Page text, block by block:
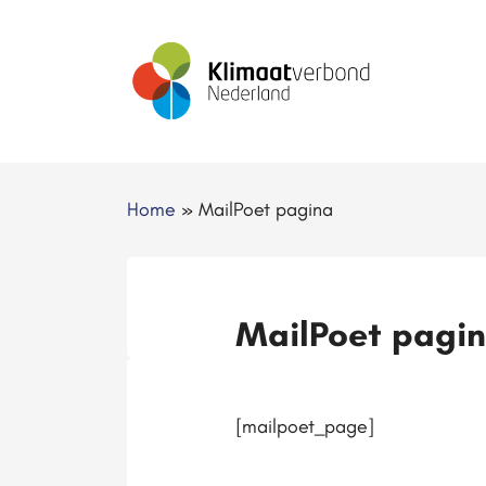
Home » MailPoet pagina
MailPoet
[mailpoet_page]